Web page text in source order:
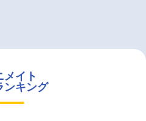
メイト
ンキング